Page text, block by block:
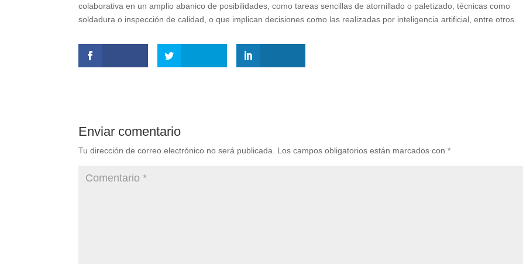
colaborativa en un amplio abanico de posibilidades, como tareas sencillas de atornillado o paletizado, técnicas como
soldadura o inspección de calidad, o que implican decisiones como las realizadas por inteligencia artificial, entre otros.
Enviar comentario
Tu dirección de correo electrónico no será publicada. Los campos obligatorios están marcados con*